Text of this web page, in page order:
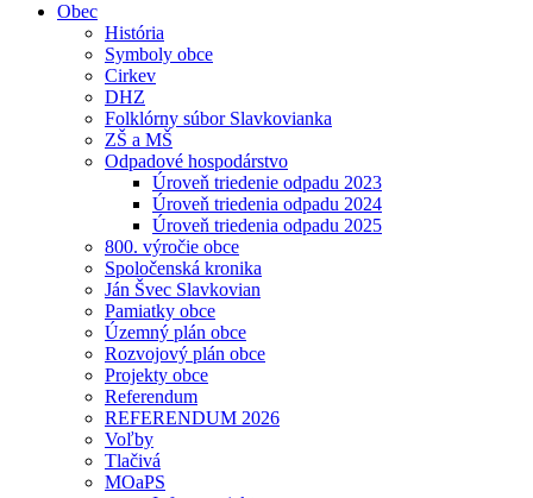
Obec
História
Symboly obce
Cirkev
DHZ
Folklórny súbor Slavkovianka
ZŠ a MŠ
Odpadové hospodárstvo
Úroveň triedenie odpadu 2023
Úroveň triedenia odpadu 2024
Úroveň triedenia odpadu 2025
800. výročie obce
Spoločenská kronika
Ján Švec Slavkovian
Pamiatky obce
Územný plán obce
Rozvojový plán obce
Projekty obce
Referendum
REFERENDUM 2026
Voľby
Tlačivá
MOaPS